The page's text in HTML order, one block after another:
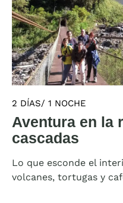
2 DÍAS/ 1 NOCHE
Aventura en la
cascadas
Lo que esconde el
volcanes, tortugas y